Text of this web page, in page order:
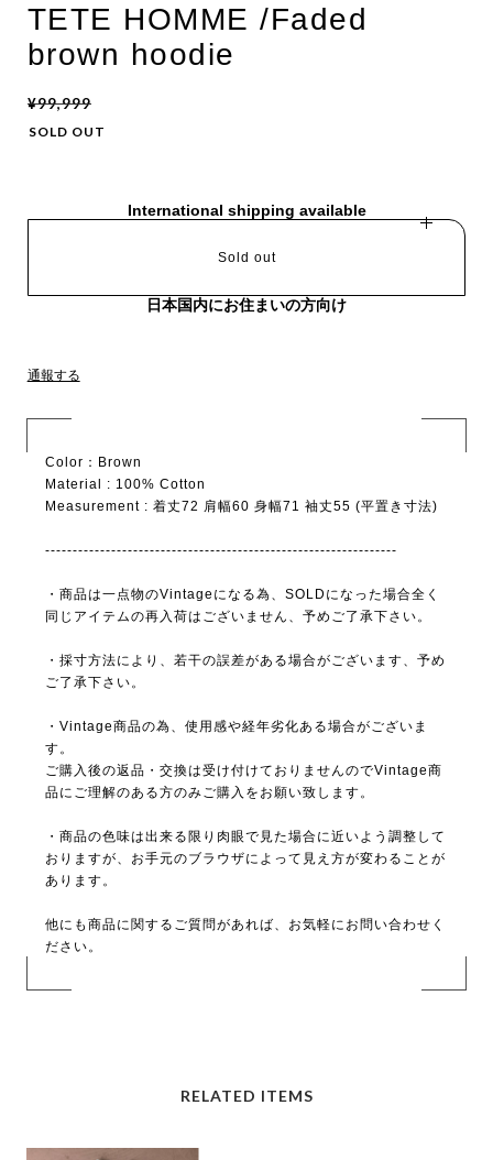
TETE HOMME /Faded
brown hoodie
¥99,999
SOLD OUT
International shipping available
Sold out
日本国内にお住まいの方向け
通報する
Color：Brown
Material : 100% Cotton
Measurement : 着丈72 肩幅60 身幅71 袖丈55 (平置き寸法)
----------------------------------------------------------------
・商品は一点物のVintageになる為、SOLDになった場合全く
同じアイテムの再入荷はございません、予めご了承下さい。
・採寸方法により、若干の誤差がある場合がございます、予め
ご了承下さい。
・Vintage商品の為、使用感や経年劣化ある場合がございま
す。
ご購入後の返品・交換は受け付けておりませんのでVintage商
品にご理解のある方のみご購入をお願い致します。
・商品の色味は出来る限り肉眼で見た場合に近いよう調整して
おりますが、お手元のブラウザによって見え方が変わることが
あります。
他にも商品に関するご質問があれば、お気軽にお問い合わせく
ださい。
RELATED ITEMS